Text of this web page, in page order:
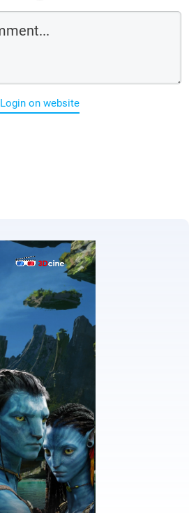
Login on website